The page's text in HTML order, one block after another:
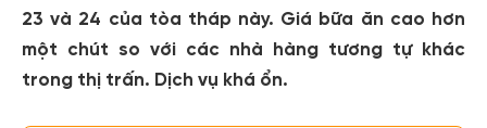
23 và 24 của tòa tháp này. Giá bữa ăn cao hơn
một chút so với các nhà hàng tương tự khác
trong thị trấn. Dịch vụ khá ổn.